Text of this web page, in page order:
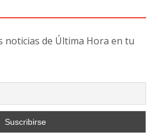
noticias de Última Hora en tu